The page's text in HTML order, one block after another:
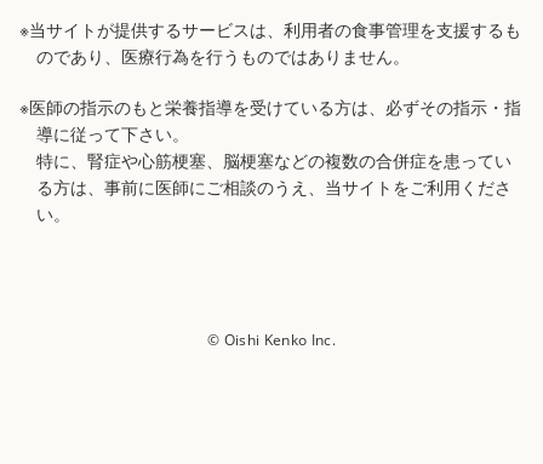
※当サイトが提供するサービスは、利用者の食事管理を支援するも
のであり、医療行為を行うものではありません。
※医師の指示のもと栄養指導を受けている方は、必ずその指示・指
導に従って下さい。
特に、腎症や心筋梗塞、脳梗塞などの複数の合併症を患ってい
る方は、事前に医師にご相談のうえ、当サイトをご利用くださ
い。
© Oishi Kenko Inc.